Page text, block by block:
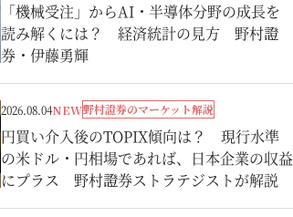
「機械受注」からAI・半導体分野の成長を
読み解くには？ 経済統計の見方 野村證
券・伊藤勇輝
2026.08.04NEW野村證券のマーケット解説
円買い介入後のTOPIX傾向は？ 現行水準
の米ドル・円相場であれば、日本企業の収益
にプラス 野村證券ストラテジストが解説